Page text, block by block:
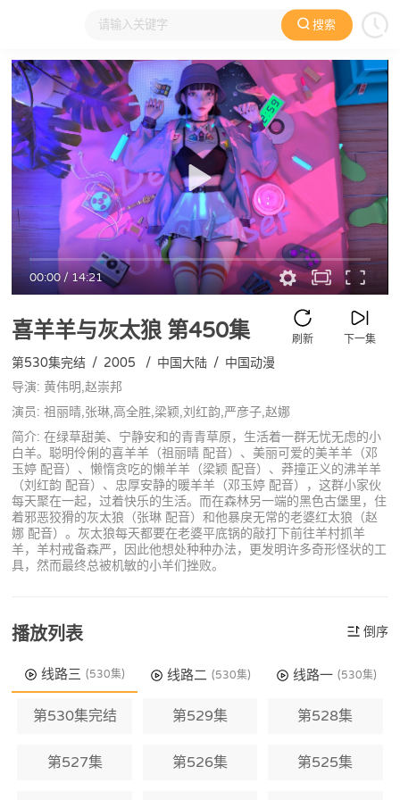
搜索
大家在看 日本动漫 国产动漫 欧美动漫 动漫电影
00:00/14:21
喜羊羊与灰太狼第450集 下一集
刷新
第530集完结 / 2005 / 中国大陆 / 中国动漫
导演: 黄伟明,赵崇邦
演员: 祖丽晴,张琳,高全胜,梁颖,刘红韵,严彦子,赵娜
简介: 在绿草甜美、宁静安和的青青草原，生活着一群无忧无虑的小
白羊。聪明伶俐的喜羊羊（祖丽晴 配音）、美丽可爱的美羊羊（邓
玉婷 配音）、懒惰贪吃的懒羊羊（梁颖 配音）、莽撞正义的沸羊羊
（刘红韵 配音）、忠厚安静的暖羊羊（邓玉婷 配音），这群小家伙
每天聚在一起，过着快乐的生活。而在森林另一端的黑色古堡里，住
着邪恶狡猾的灰太狼（张琳 配音）和他暴戾无常的老婆红太狼（赵
娜 配音）。灰太狼每天都要在老婆平底锅的敲打下前往羊村抓羊
羊，羊村戒备森严，因此他想处种种办法，更发明许多奇形怪状的工
具，然而最终总被机敏的小羊们挫败。
播放列表 倒序
线路三 (530集) 线路二 (530集) 线路一 (530集)
第530集完结 第529集 第528集
第527集 第526集 第525集